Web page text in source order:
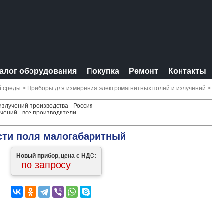
оборудования Покупка Ремонт Контакты
среды > Приборы для измерения электромагнитных полей и излучений
производства - Россия
- все производители
поля малогабаритный
Новый прибор, цена с НДС:
по запросу